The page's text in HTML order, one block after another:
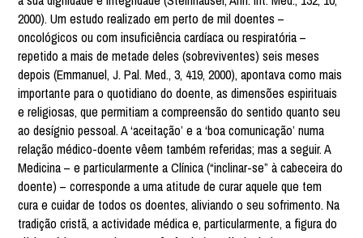
2000). Um estudo realizado em perto de mil doentes –
oncológicos ou com insuficiência cardíaca ou respiratória –
repetido a mais de metade deles (sobreviventes) seis meses
depois (Emmanuel, J. Pal. Med., 3, 419, 2000), apontava como mais
importante para o quotidiano do doente, as dimensões espirituais
e religiosas, que permitiam a compreensão do sentido quanto seu
ao desígnio pessoal. A ‘aceitação’ e a ‘boa comunicação’ numa
relação médico-doente vêem também referidas; mas a seguir. A
Medicina – e particularmente a Clínica (“inclinar-se” à cabeceira do
doente) – corresponde a uma atitude de curar aquele que tem
cura e cuidar de todos os doentes, aliviando o seu sofrimento. Na
tradição cristã, a actividade médica e, particularmente, a figura do